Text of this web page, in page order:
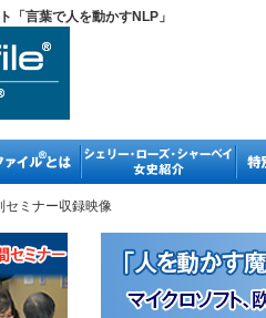
「言葉で人を動かすNLP」
セミナー収録映像